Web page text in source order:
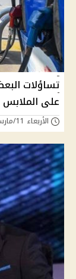
تساؤلات
على الملابس
الأربعاء 11/مارس/2026 - 06:47 م